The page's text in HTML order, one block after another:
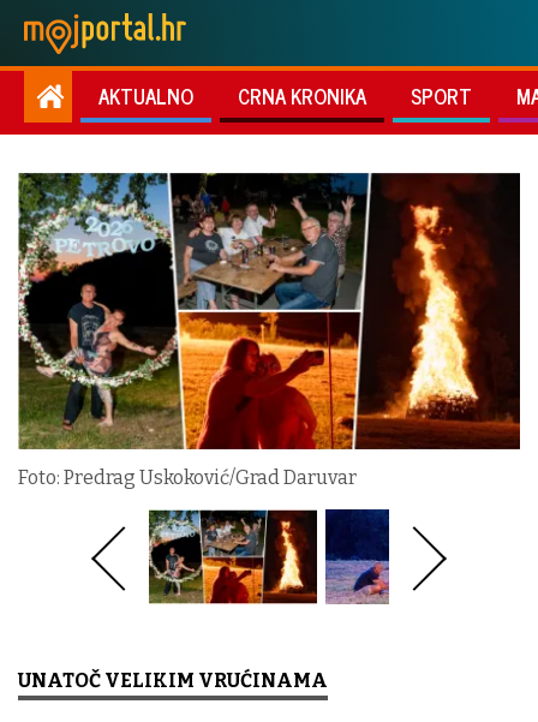
AKTUALNO CRNA KRONIKA SPORT
Foto: Predrag Uskoković/Grad Daruvar
UNATOČ VELIKIM VRUĆINAMA